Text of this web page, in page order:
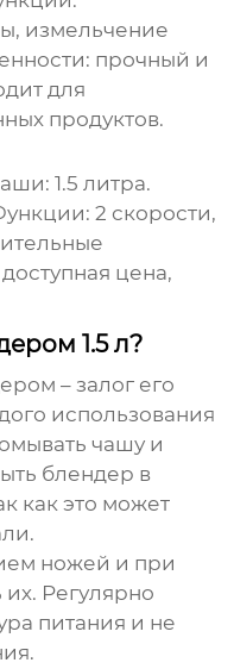
измельчение
прочный и
для
продуктов.
1.5 литра.
2 скорости,
цена,
1.5 л?
– залог его
использования
чашу и
блендер в
как это может
ножей и при
их. Регулярно
питания и не